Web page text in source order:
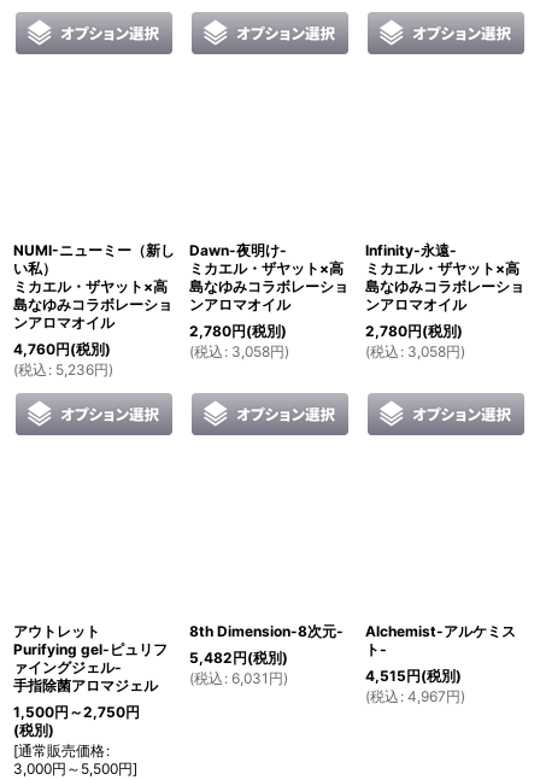
NUMI-ニューミー（新し
い私）
ミカエル・ザヤット×高
島なゆみコラボレーショ
ンアロマオイル
4,760円(税別)
(税込 : 5,236円)
Dawn-夜明け-
ミカエル・ザヤット×高
島なゆみコラボレーショ
ンアロマオイル
2,780円(税別)
(税込 : 3,058円)
Infinity-永遠-
ミカエル・ザヤット×高
島なゆみコラボレーショ
ンアロマオイル
2,780円(税別)
(税込 : 3,058円)
アウトレット
Purifying gel-ピュリフ
ァイングジェル-
手指除菌アロマジェル
1,500円 ～2,750円
(税別)
[通常販売価格:
3,000円 ～5,500円]
8th Dimension-8次元-
5,482円(税別)
(税込 : 6,031 円)
Alchemist-アルケミス
ト‐
4,515円(税別)
(税込 : 4,967円)